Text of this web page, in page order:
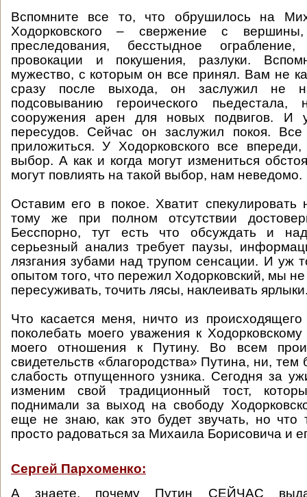
Вспомните все то, что обрушилось на
Ходорковского – свержение с вершины,
преследования, бесстыдное
провокации и покушения, разлуки.
мужество, с которым он все принял. Вам не
сразу после выхода, он заслужил не
подсовыванию героического пьедестала,
сооружения арен для новых подвигов.
пересудов. Сейчас он заслужил покоя.
приложиться. У Ходорковского все
выбор. А как и когда могут измениться
могут повлиять на такой выбор, нам неведомо.
Оставим его в покое. Хватит спекулировать
тому же при полном отсутствии
Бесспорно, тут есть что обсуждать и
серьезный анализ требует паузы,
лязгания зубами над трупом сенсации. И уж
опытом того, что пережил Ходорковский, мы не
пересуживать, точить лясы, наклеивать
Что касается меня, ничто из
поколебать моего уважения к
моего отношения к Путину. Во всем
свидетельств «благородства» Путина, ни, тем
слабость отпущенного узника. Сегодня за
изменим свой традиционный тост,
поднимали за выход на свободу
еще не знаю, как это будет звучать, но
просто радоваться за Михаила Борисовича и
Сергей Пархоменко:
А знаете, почему Путин СЕЙЧАС